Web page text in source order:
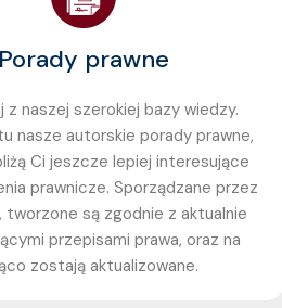
Porady prawne
z naszej szerokiej bazy wiedzy.
nasze autorskie porady prawne,
Ci jeszcze lepiej interesujące
prawnicze. Sporządzane przez
są zgodnie z aktualnie
przepisami prawa, oraz na
zostają aktualizowane.